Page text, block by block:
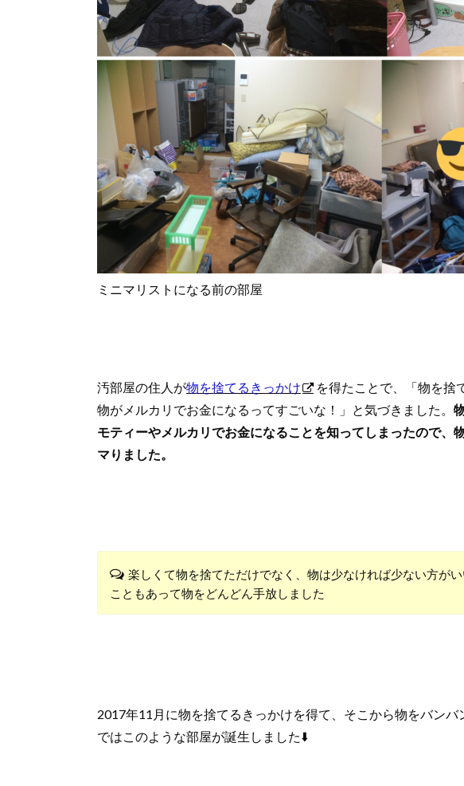
ミニマリストになる前の部屋
汚部屋の住人が物を捨てるきっかけ
を得たことで、「物を捨
物がメルカリでお金になるってすごいな！」と気づきました。
モティーやメルカリでお金になることを知ってしまったので、
マりました。
楽しくて物を捨てただけでなく、物は少なければ少ない方が
こともあって物をどんどん手放しました
2017年11月に物を捨てるきっかけを得て、そこから物をバン
ではこのような部屋が誕生しました⬇️